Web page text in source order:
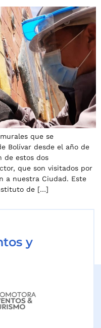
que se
Bolívar desde el año de
de estos dos
que son visitados por
a nuestra Ciudad. Este
de […]
y